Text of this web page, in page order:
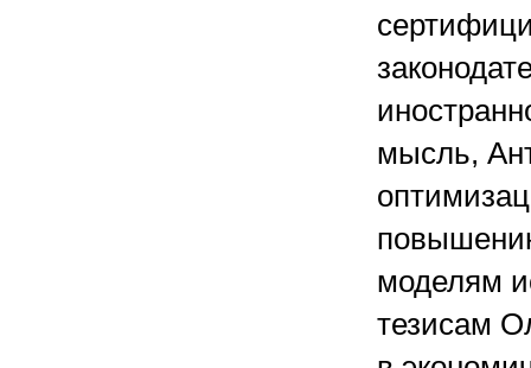
мысль,
моделям
тезисам